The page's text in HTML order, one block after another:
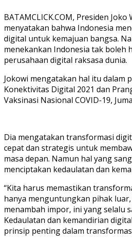
BATAMCLICK.COM, Presiden Joko
menyatakan bahwa Indonesia
digital untuk kemajuan bangsa.
menekankan Indonesia tak boleh
perusahaan digital raksasa dunia.
Jokowi mengatakan hal itu dalam
Konektivitas Digital 2021 dan
Vaksinasi Nasional COVID-19,
Dia mengatakan transformasi
cepat dan strategis untuk
masa depan. Namun hal yang
menciptakan kedaulatan dan
“Kita harus memastikan
hanya menguntungkan pihak
menambah impor, ini yang selalu
Kedaulatan dan kemandirian
prinsip penting dalam